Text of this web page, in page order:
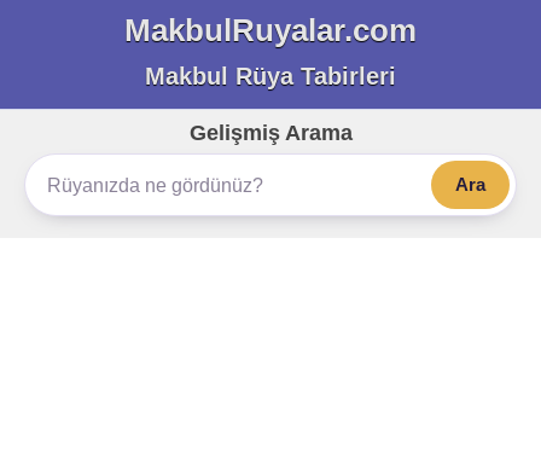
MakbulRuyalar.com
Makbul Rüya Tabirleri
Gelişmiş Arama
Ara